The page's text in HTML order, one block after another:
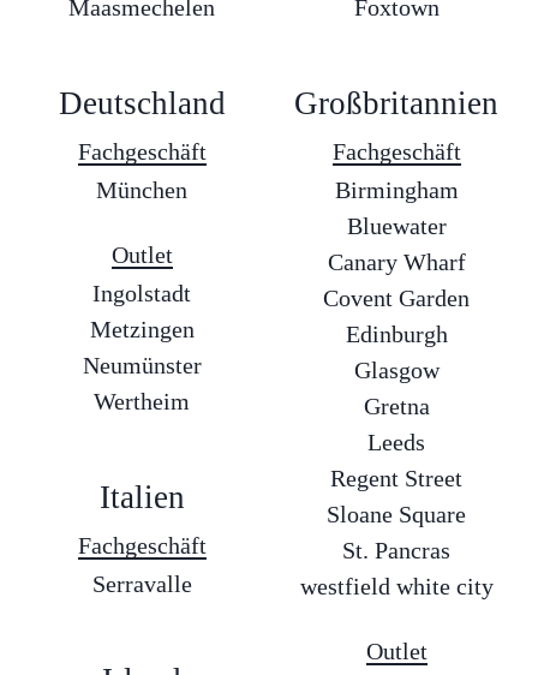
Maasmechelen
Deutschland
Fachgeschäft
München
Outlet
Ingolstadt
Metzingen
Neumünster
Wertheim
Italien
Fachgeschäft
Serravalle
Foxtown
Großbritannien
Fachgeschäft
Birmingham
Bluewater
Canary Wharf
Covent Garden
Edinburgh
Glasgow
Gretna
Leeds
Regent Street
Sloane Square
St. Pancras
westfield white city
Outlet